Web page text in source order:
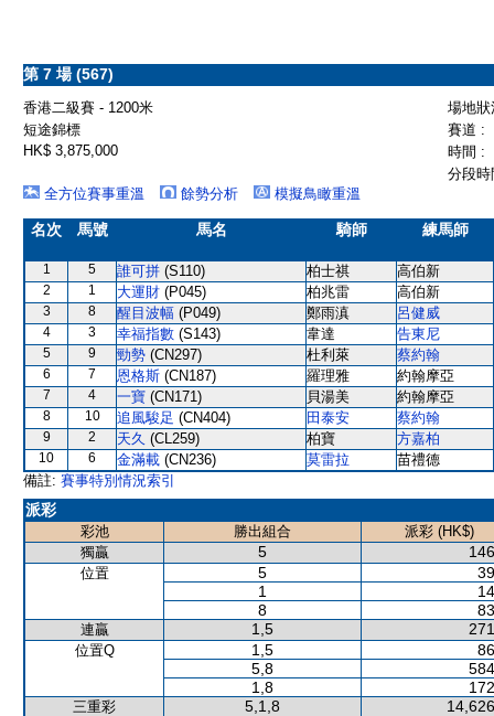
第 7 場 (567)
香港二級賽 - 1200米
場地
短途錦標
賽道 :
HK$ 3,875,000
時間 :
分段
全方位賽事重溫
餘勢分析 模擬鳥瞰重溫
名次 馬號 馬名 騎師 練馬師
1 5 誰可拼 (S110) 柏士祺 高伯新
2 1 大運財 (P045) 柏兆雷 高伯新
3 8 醒目波幅 (P049) 鄭雨滇 呂健威
4 3 幸福指數 (S143) 韋達 告東尼
5 9 勁勢 (CN297) 杜利萊 蔡約翰
6 7 恩格斯 (CN187) 羅理雅 約翰摩亞
7 4 一寶 (CN171) 貝湯美 約翰摩亞
8 10 追風駿足 (CN404) 田泰安 蔡約翰
9 2 天久 (CL259) 柏寶 方嘉柏
10 6 金滿載 (CN236) 莫雷拉
苗禮德
備註: 賽事特別情況索引
派彩
彩池 勝出組合
派彩 (HK$)
獨贏
5
位置 5
1
8
連贏 1,5
位置Q 1,5
5,8
1,8
三重彩 5,1,8